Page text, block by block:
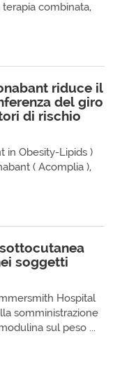
combinata,
riduce il
del giro
di rischio
in Obesity-Lipids )
( Acomplia ),
soggetti
Hospital
somministrazione
sul peso ...